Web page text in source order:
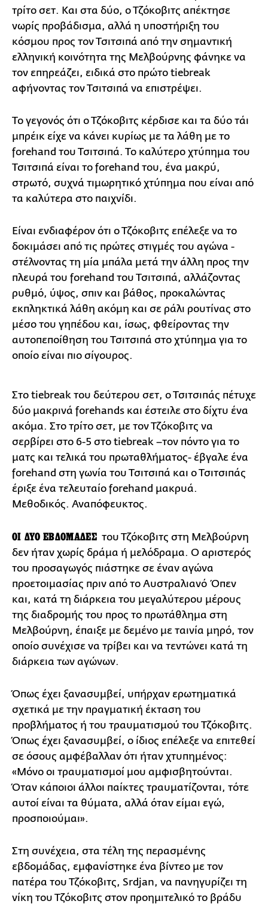
τρίτο σετ. Και στα δύο, ο Τζόκοβιτς απέκτησε
νωρίς προβάδισμα, αλλά η υποστήριξη του
κόσμου προς τον Τσιτσιπά από την σημαντική
ελληνική κοινότητα της Μελβούρνης φάνηκε να
τον επηρεάζει, ειδικά στο πρώτο tiebreak
αφήνοντας τον Τσιτσιπά να επιστρέψει.
Το γεγονός ότι ο Τζόκοβιτς κέρδισε και τα δύο τάι
μπρέικ είχε να κάνει κυρίως με τα λάθη με το
forehand του Τσιτσιπά. Το καλύτερο χτύπημα του
Τσιτσιπά είναι το forehand του, ένα μακρύ,
στρωτό, συχνά τιμωρητικό χτύπημα που είναι από
τα καλύτερα στο παιχνίδι.
Είναι ενδιαφέρον ότι ο Τζόκοβιτς επέλεξε να το
δοκιμάσει από τις πρώτες στιγμές του αγώνα -
στέλνοντας τη μία μπάλα μετά την άλλη προς την
πλευρά του forehand του Τσιτσιπά, αλλάζοντας
ρυθμό, ύψος, σπιν και βάθος, προκαλώντας
εκπληκτικά λάθη ακόμη και σε ράλι ρουτίνας στο
μέσο του γηπέδου και, ίσως, φθείροντας την
αυτοπεποίθηση του Τσιτσιπά στο χτύπημα για το
οποίο είναι πιο σίγουρος.
Στο tiebreak του δεύτερου σετ, ο Τσιτσιπάς πέτυχε
δύο μακρινά forehands και έστειλε στο δίχτυ ένα
ακόμα. Στο τρίτο σετ, με τον Τζόκοβιτς να
σερβίρει στο 6-5 στο tiebreak –τον πόντο για το
ματς και τελικά του πρωταθλήματος- έβγαλε ένα
forehand στη γωνία του Τσιτσιπά και ο Τσιτσιπάς
έριξε ένα τελευταίο forehand μακρυά.
Μεθοδικός. Αναπόφευκτος.
ΟΙ ΔΥΟ ΕΒΔΟΜΑΔΕΣτου Τζόκοβιτς στη Μελβούρνη
δεν ήταν χωρίς δράμα ή μελόδραμα. Ο αριστερός
του προσαγωγός πιάστηκε σε έναν αγώνα
προετοιμασίας πριν από το Αυστραλιανό Όπεν
και, κατά τη διάρκεια του μεγαλύτερου μέρους
της διαδρομής του προς το πρωτάθλημα στη
Μελβούρνη, έπαιξε με δεμένο με ταινία μηρό, τον
οποίο συνέχισε να τρίβει και να τεντώνει κατά τη
διάρκεια των αγώνων.
Όπως έχει ξανασυμβεί, υπήρχαν ερωτηματικά
σχετικά με την πραγματική έκταση του
προβλήματος ή του τραυματισμού του Τζόκοβιτς.
Όπως έχει ξανασυμβεί, ο ίδιος επέλεξε να επιτεθεί
σε όσους αμφέβαλλαν ότι ήταν χτυπημένος:
«Μόνο οι τραυματισμοί μου αμφισβητούνται.
Όταν κάποιοι άλλοι παίκτες τραυματίζονται, τότε
αυτοί είναι τα θύματα, αλλά όταν είμαι εγώ,
προσποιούμαι».
Στη συνέχεια, στα τέλη της περασμένης
εβδομάδας, εμφανίστηκε ένα βίντεο με τον
πατέρα του Τζόκοβιτς, Srdjan, να πανηγυρίζει τη
νίκη του Τζόκοβιτς στον προημιτελικό το βράδυ